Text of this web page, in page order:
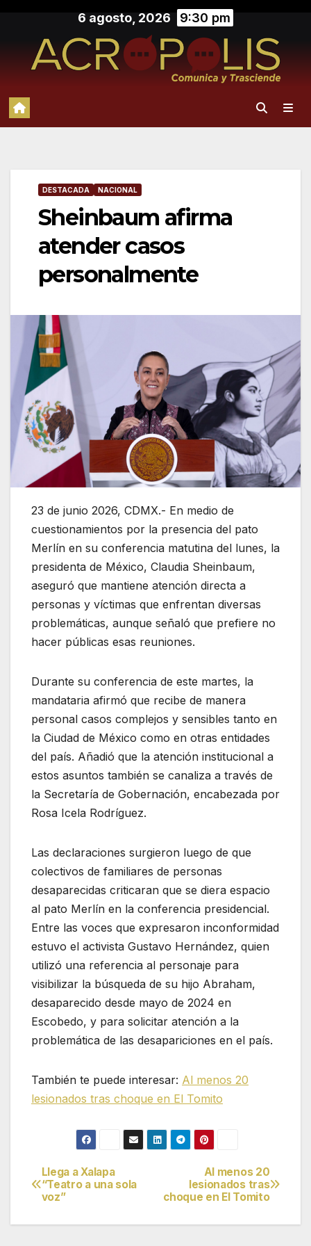
contenido
6 agosto, 2026 9:30 pm
DESTACADA NACIONAL
Sheinbaum afirma
atender casos
personalmente
23 de junio 2026, CDMX.- En medio de
cuestionamientos por la presencia del pato
Merlín en su conferencia matutina del lunes, la
presidenta de México, Claudia Sheinbaum,
aseguró que mantiene atención directa a
personas y víctimas que enfrentan diversas
problemáticas, aunque señaló que prefiere no
hacer públicas esas reuniones.
Durante su conferencia de este martes, la
mandataria afirmó que recibe de manera
personal casos complejos y sensibles tanto en
la Ciudad de México como en otras entidades
del país. Añadió que la atención institucional a
estos asuntos también se canaliza a través de
la Secretaría de Gobernación, encabezada por
Rosa Icela Rodríguez.
Las declaraciones surgieron luego de que
colectivos de familiares de personas
desaparecidas criticaran que se diera espacio
al pato Merlín en la conferencia presidencial.
Entre las voces que expresaron inconformidad
estuvo el activista Gustavo Hernández, quien
utilizó una referencia al personaje para
visibilizar la búsqueda de su hijo Abraham,
desaparecido desde mayo de 2024 en
Escobedo, y para solicitar atención a la
problemática de las desapariciones en el país.
También te puede interesar: Al menos 20
lesionados tras choque en El Tomito
Navegación
de
Al menos 20
lesionados tras
choque en El Tomito
Llega a Xalapa
“Teatro a una sola
voz”